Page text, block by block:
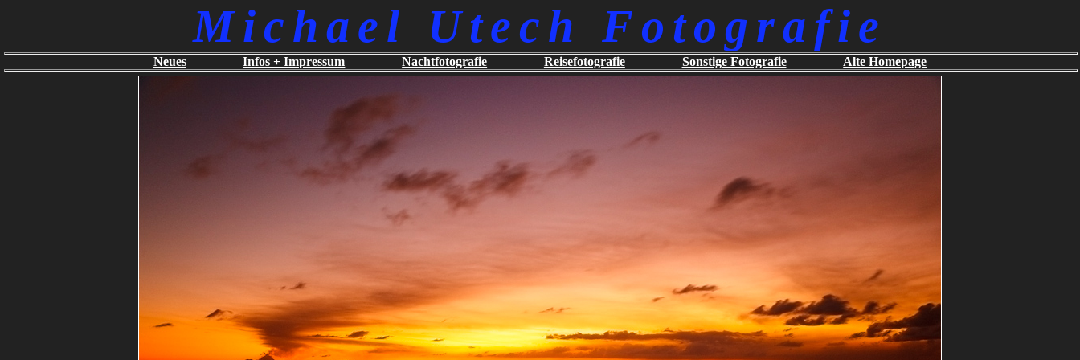
Michael Utech Fotografie
Neues Infos + Impressum Nachtfotografie Reisefotografie Sonstige Fotografie Alte Homepage